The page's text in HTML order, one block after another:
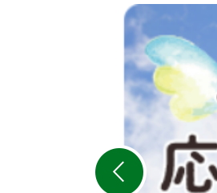
2
枚
目
の
ス
ラ